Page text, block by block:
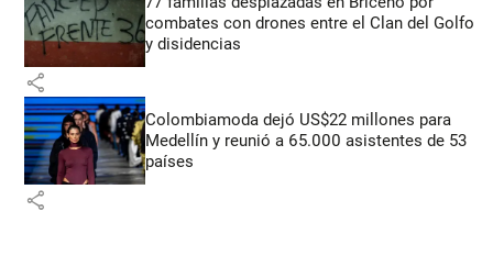
combates con drones entre el Clan del Golfo
y disidencias
share
Colombiamoda dejó US$22 millones para
Medellín y reunió a 65.000 asistentes de 53
países
share